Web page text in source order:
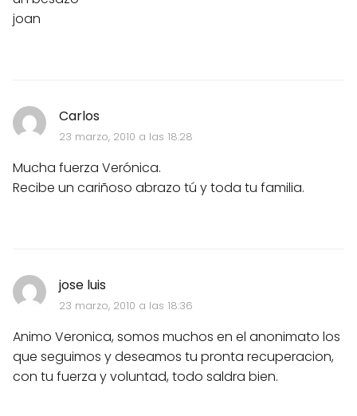
joan
Carlos
23 marzo, 2010 a las 18:28
Mucha fuerza Verónica.
Recibe un cariñoso abrazo tú y toda tu familia.
jose luis
23 marzo, 2010 a las 18:36
Animo Veronica, somos muchos en el anonimato los
que seguimos y deseamos tu pronta recuperacion,
con tu fuerza y voluntad, todo saldra bien.